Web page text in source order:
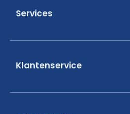
Services
Klantenservice